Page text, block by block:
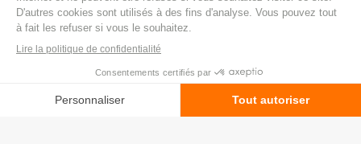
Fax : 071/88 94 53
R.P.M. Namur
TVA BE 0474.635.054
© By Poush